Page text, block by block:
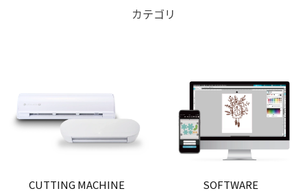
カテゴリ
CUTTING MACHINE
SOFTWARE